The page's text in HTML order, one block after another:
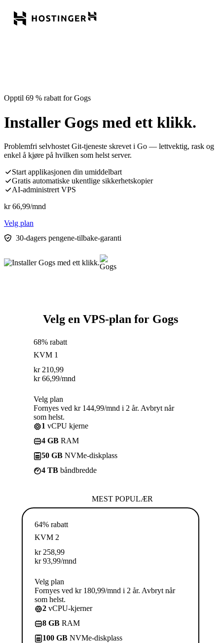
Opptil 69 % rabatt for Gogs
Installer Gogs med ett klikk.
Problemfri selvhostet Git-tjeneste skrevet i Go — lettvektig, rask og
enkel å kjøre på hvilken som helst server.
Start applikasjonen din umiddelbart
Gratis automatiske ukentlige sikkerhetskopier
AI-administrert VPS
kr 66,99/mnd
Velg plan
30-dagers pengene-tilbake-garanti
Velg en VPS-plan for Gogs
68% rabatt
KVM 1
kr 210,99
kr 66,99/mnd
Velg plan
Fornyes ved kr 144,99/mnd i 2 år. Avbryt når
som helst.
1 vCPU kjerne
4 GB RAM
50 GB NVMe-diskplass
4 TB båndbredde
MEST POPULÆR
64% rabatt
KVM 2
kr 258,99
kr 93,99/mnd
Velg plan
Fornyes ved kr 180,99/mnd i 2 år. Avbryt når
som helst.
2 vCPU-kjerner
8 GB RAM
100 GB NVMe-diskplass